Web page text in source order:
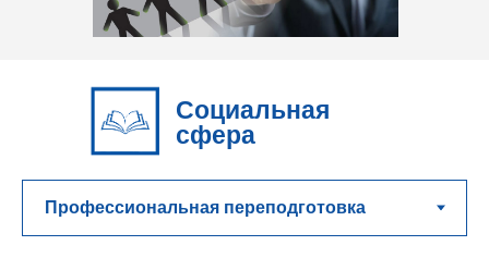
Социальная
сфера